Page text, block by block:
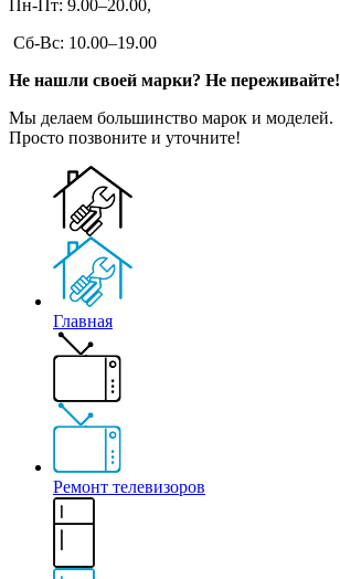
Пн-Пт: 9.00–20.00,
Сб-Вс: 10.00–19.00
Не нашли своей марки? Не переживайте!
Мы делаем большинство марок и моделей.
Просто позвоните и уточните!
Главная
Ремонт телевизоров